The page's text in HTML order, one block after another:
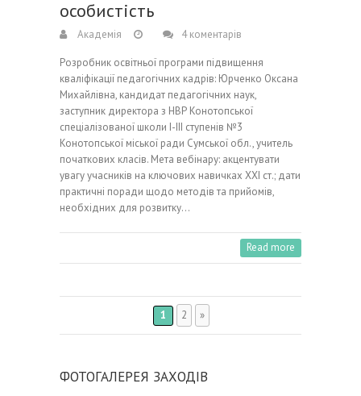
особистість
Академія 4 коментарів
Розробник освітньої програми підвищення
кваліфікації педагогічних кадрів: Юрченко Оксана
Михайлівна, кандидат педагогічних наук,
заступник директора з НВР Конотопської
спеціалізованої школи І-ІІІ ступенів №3
Конотопської міської ради Сумської обл., учитель
початкових класів. Мета вебінару: акцентувати
увагу учасників на ключових навичках ХХІ ст.; дати
практичні поради щодо методів та прийомів,
необхідних для розвитку…
Read more
1 2 »
ФОТОГАЛЕРЕЯ ЗАХОДІВ